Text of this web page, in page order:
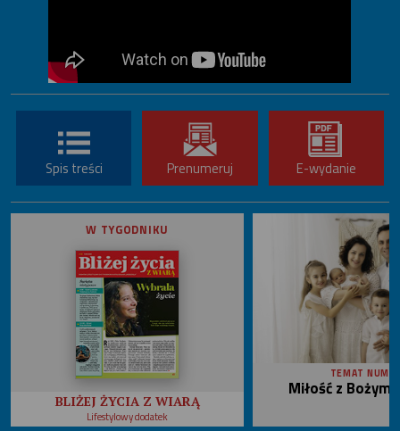
Spis treści Prenumeruj E-wydanie
W TYGODNIKU
BLIŻEJ ŻYCIA Z WIARĄ
Lifestylowy dodatek
TEMAT
Miłość z